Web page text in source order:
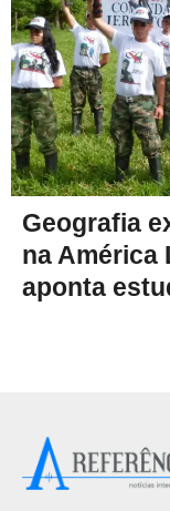
Geografia
na América
aponta